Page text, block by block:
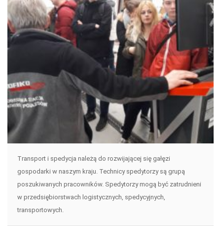
Transport i spedycja należą do rozwijającej się gałęzi
gospodarki w naszym kraju. Technicy spedytorzy są grupą
poszukiwanych pracowników. Spedytorzy mogą być zatrudnieni
w przedsiębiorstwach logistycznych, spedycyjnych,
transportowych.